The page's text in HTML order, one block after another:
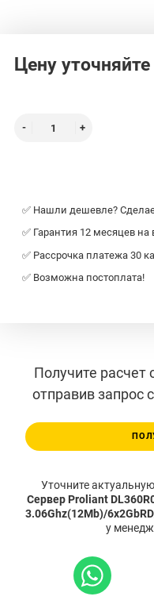
Цену
✅ Нашли дешевле?
✅ Гарантия 12 месяцев на
✅ Рассрочка платежа 30
✅ Возможна постоплата!
Получите расчет
отправив запрос
Уточните
Сервер Proliant
3.06Ghz(12Mb)/
у